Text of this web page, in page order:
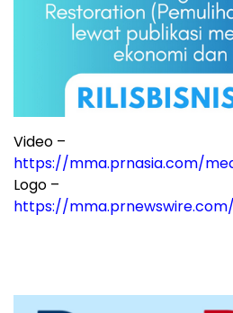
Video –
https://mma.prnasia.com/
Logo –
https://